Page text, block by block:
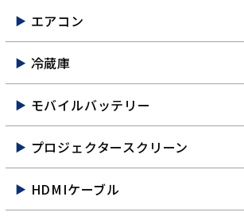
エアコン
冷蔵庫
モバイルバッテリー
プロジェクタースクリーン
HDMIケーブル